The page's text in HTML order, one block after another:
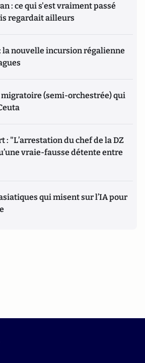
: ce qui s'est vraiment passé
regardait ailleurs
la nouvelle incursion régalienne
(semi-orchestrée) qui
: "L’arrestation du chef de la DZ
vraie-fausse détente entre
qui misent sur l’IA pour